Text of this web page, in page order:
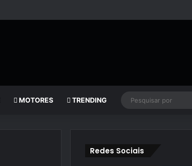
MOTORES TRENDING
Redes Sociais